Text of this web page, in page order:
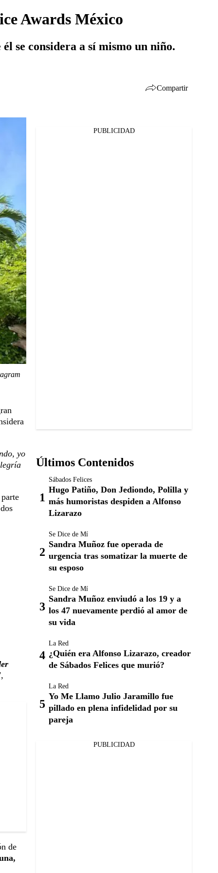
Awards México
se considera a sí mismo un niño.
Compartir
yo
de
PUBLICIDAD
Últimos Contenidos
Sábados Felices
Hugo Patiño, Don Jediondo, Polilla y
más humoristas despiden a Alfonso
Lizarazo
Se Dice de Mí
Sandra Muñoz fue operada de
urgencia tras somatizar la muerte de
su esposo
Se Dice de Mí
Sandra Muñoz enviudó a los 19 y a
los 47 nuevamente perdió al amor de
su vida
La Red
¿Quién era Alfonso Lizarazo, creador
de Sábados Felices que murió?
La Red
Yo Me Llamo Julio Jaramillo fue
pillado en plena infidelidad por su
pareja
PUBLICIDAD